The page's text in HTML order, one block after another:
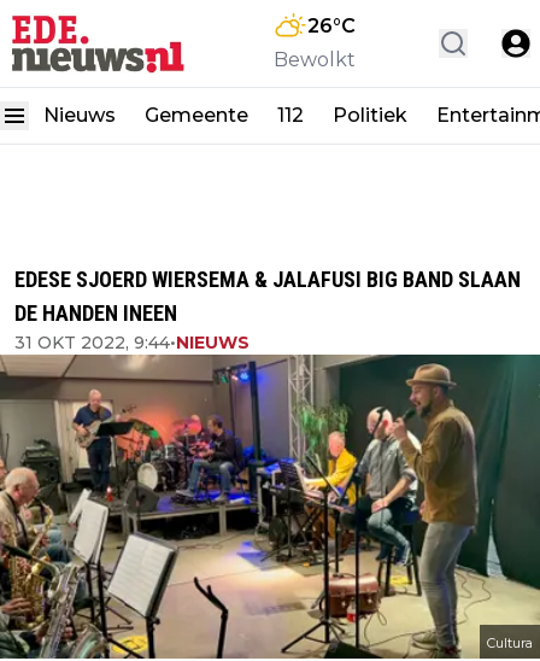
26°C
Bewolkt
Nieuws Gemeente 112 Politiek
EDESE SJOERD WIERSEMA & JALAFUSI BIG BAND SLAAN
DE HANDEN INEEN
31 OKT 2022, 9:44•NIEUWS
Cultura